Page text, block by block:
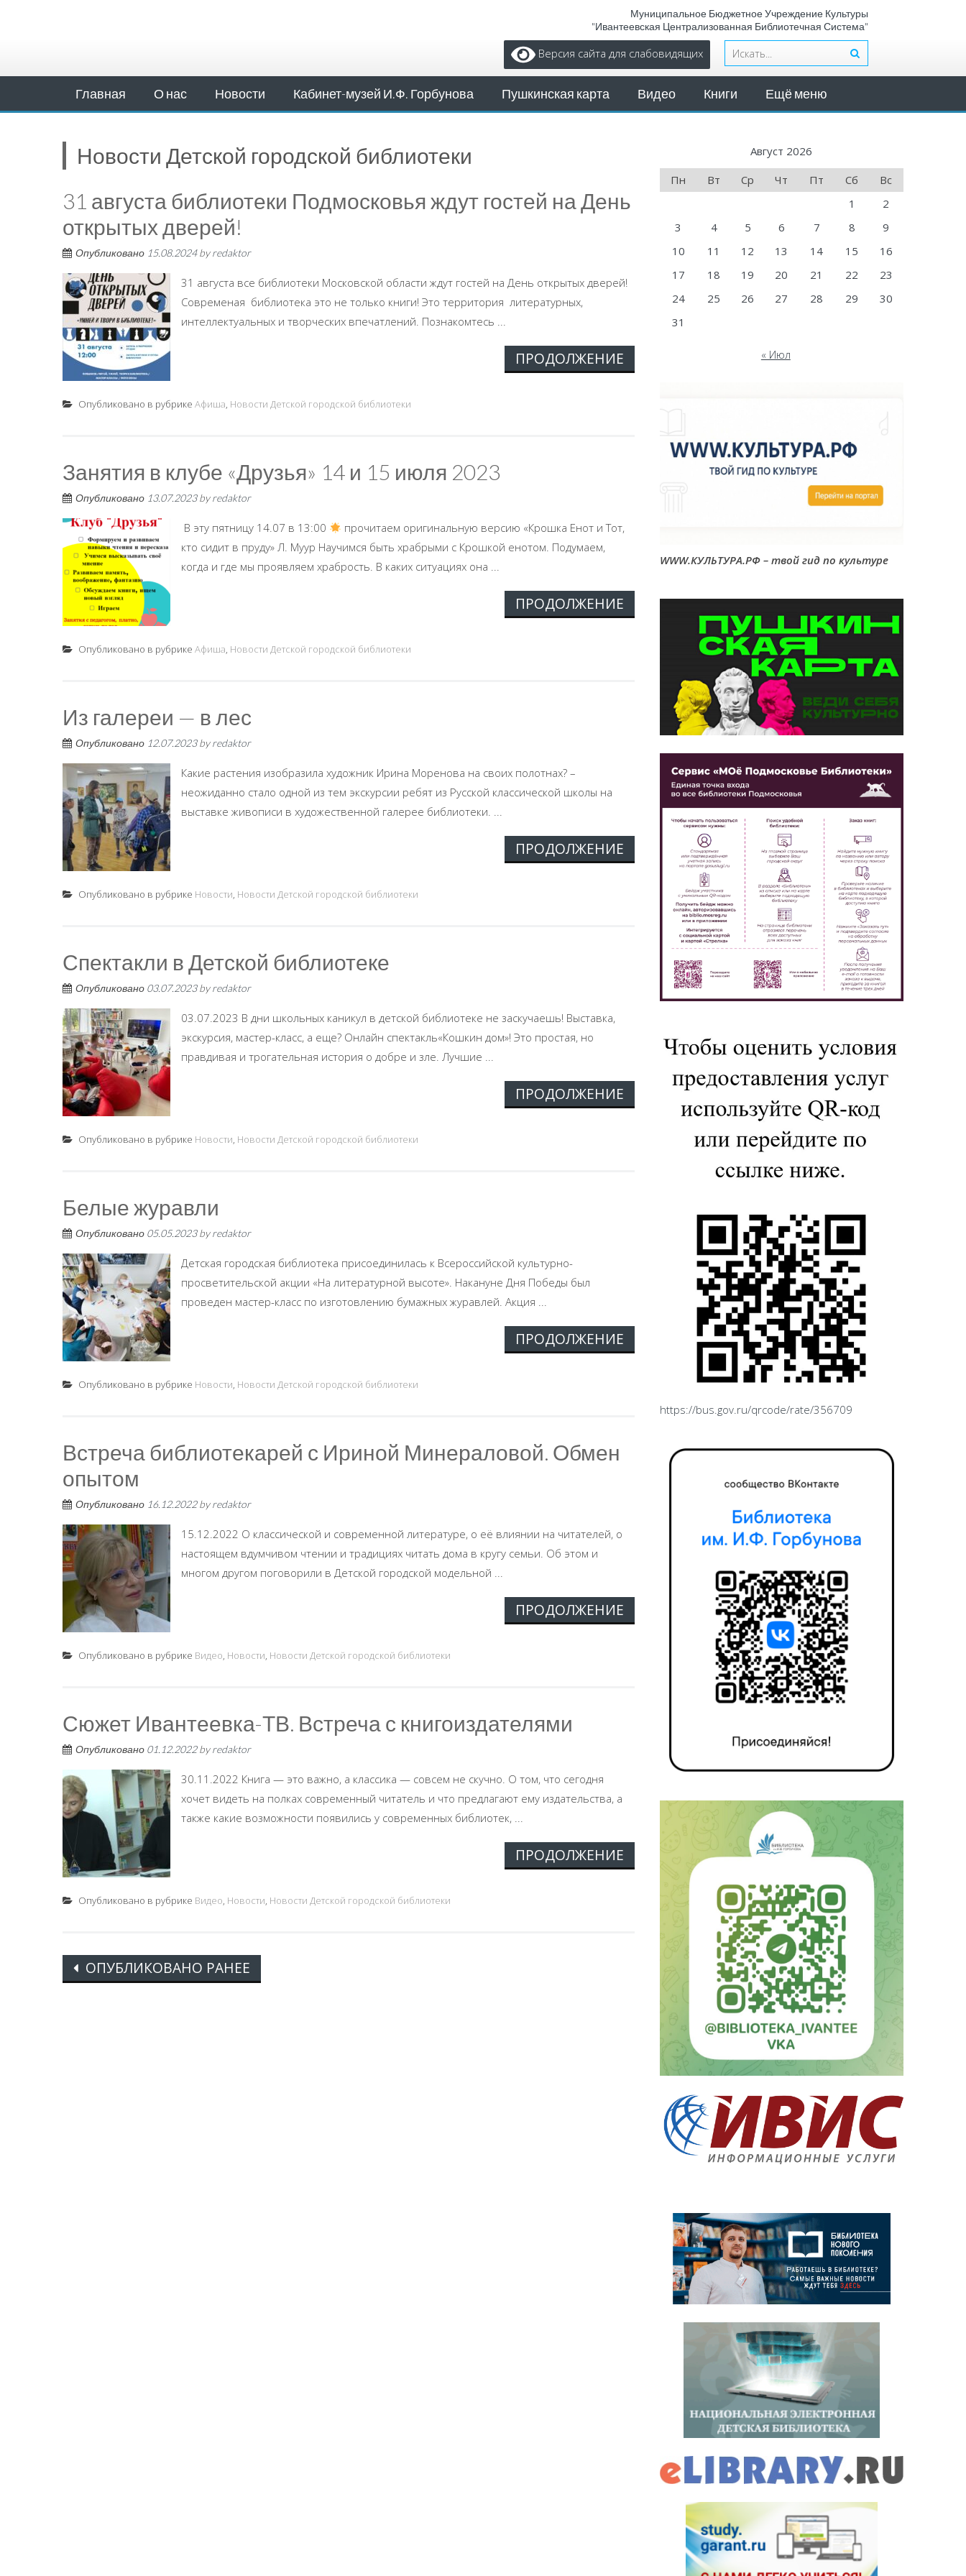
Муниципальное Бюджетное Учреждение Культуры
"Ивантеевская Централизованная Библиотечная Система"
Версия сайта для слабовидящих
Главная О нас Новости Кабинет-музей И.Ф. Горбунова Пушкинская карта Видео Книги Ещё меню
Новости Детской городской библиотеки
31 августа библиотеки Подмосковья ждут гостей на День
открытых дверей!
Опубликовано 15.08.2024byredaktor
31 августа все библиотеки Московской области ждут гостей на День открытых дверей!
Современая библиотека это не только книги! Это территория литературных,
интеллектуальных и творческих впечатлений. Познакомтесь ...
ПРОДОЛЖЕНИЕ
Опубликовано в рубрике Афиша, Новости Детской городской библиотеки
Занятия в клубе «Друзья» 14 и 15 июля 2023
Опубликовано 13.07.2023byredaktor
В эту пятницу 14.07 в 13:00
прочитаем оригинальную версию «Крошка Енот и Тот,
кто сидит в пруду» Л. Муур Научимся быть храбрыми с Крошкой енотом. Подумаем,
когда и где мы проявляем храбрость. В каких ситуациях она ...
ПРОДОЛЖЕНИЕ
Опубликовано в рубрике Афиша, Новости Детской городской библиотеки
Из галереи — в лес
Опубликовано 12.07.2023byredaktor
Какие растения изобразила художник Ирина Моренова на своих полотнах? –
неожиданно стало одной из тем экскурсии ребят из Русской классической школы на
выставке живописи в художественной галерее библиотеки. ...
ПРОДОЛЖЕНИЕ
Опубликовано в рубрике Новости, Новости Детской городской библиотеки
Спектакли в Детской библиотеке
Опубликовано 03.07.2023byredaktor
03.07.2023 В дни школьных каникул в детской библиотеке не заскучаешь! Выставка,
экскурсия, мастер-класс, а еще? Онлайн спектакль«Кошкин дом»! Это простая, но
правдивая и трогательная история о добре и зле. Лучшие ...
ПРОДОЛЖЕНИЕ
Опубликовано в рубрике Новости, Новости Детской городской библиотеки
Белые журавли
Опубликовано 05.05.2023byredaktor
Детская городская библиотека присоединилась к Всероссийской культурно-
просветительской акции «На литературной высоте». Накануне Дня Победы был
проведен мастер-класс по изготовлению бумажных журавлей. Акция ...
ПРОДОЛЖЕНИЕ
Опубликовано в рубрике Новости, Новости Детской городской библиотеки
Встреча библиотекарей с Ириной Минераловой. Обмен
опытом
Опубликовано 16.12.2022byredaktor
15.12.2022 О классической и современной литературе, о её влиянии на читателей, о
настоящем вдумчивом чтении и традициях читать дома в кругу семьи. Об этом и
многом другом поговорили в Детской городской модельной ...
ПРОДОЛЖЕНИЕ
Опубликовано в рубрике Видео, Новости, Новости Детской городской библиотеки
Сюжет Ивантеевка-ТВ. Встреча с книгоиздателями
Опубликовано 01.12.2022byredaktor
30.11.2022 Книга — это важно, а классика — совсем не скучно. О том, что сегодня
хочет видеть на полках современный читатель и что предлагают ему издательства, а
также какие возможности появились у современных библиотек, ...
ПРОДОЛЖЕНИЕ
Опубликовано в рубрике Видео, Новости, Новости Детской городской библиотеки
Posts
ОПУБЛИКОВАНО РАНЕЕ
Август 2026
Пн
Вт Ср Чт Пт Сб
Вс
1
2
3
4 5 6 7 8
9
10
11 12 13 14 15
16
17
18 19 20 21 22
23
24
25 26 27 28 29
30
31
« Июл
WWW.КУЛЬТУРА.РФ – твой гид по культуре
https://bus.gov.ru/qrcode/rate/356709